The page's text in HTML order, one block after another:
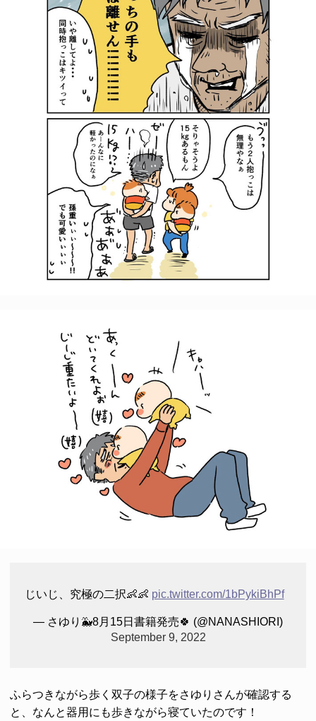
じいじ、究極の二択👶👶 pic.twitter.com/1bPykiBhPf
— さゆり🐳8月15日書籍発売🍀 (@NANASHIORI)
September 9, 2022
ふらつきながら歩く双子の様子をさゆりさんが確認する
と、なんと器用にも歩きながら寝ていたのです！